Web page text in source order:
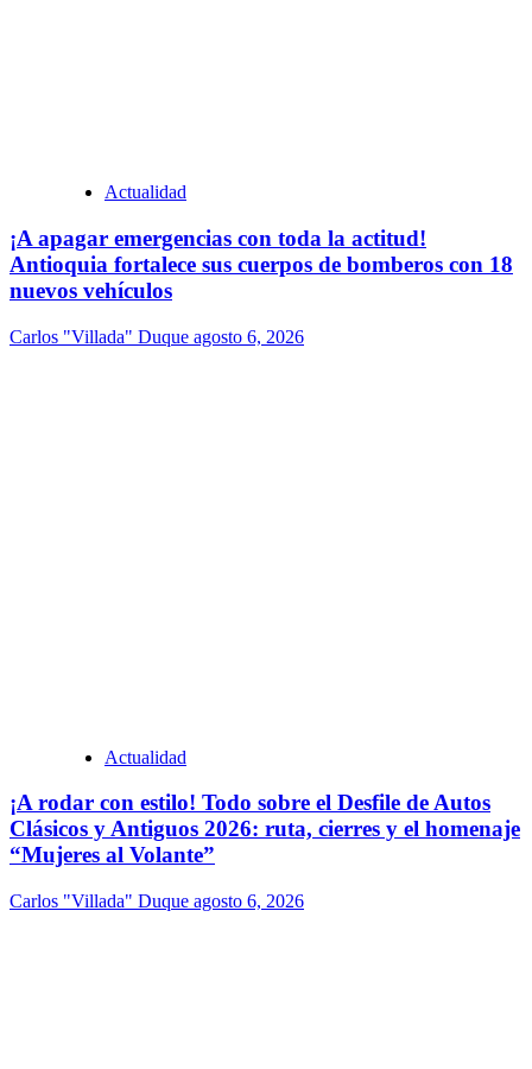
Actualidad
¡A apagar emergencias con toda la actitud!
Antioquia fortalece sus cuerpos de bomberos con 18
nuevos vehículos
Carlos "Villada" Duque agosto 6, 2026
Actualidad
¡A rodar con estilo! Todo sobre el Desfile de Autos
Clásicos y Antiguos 2026: ruta, cierres y el homenaje
“Mujeres al Volante”
Carlos "Villada" Duque agosto 6, 2026